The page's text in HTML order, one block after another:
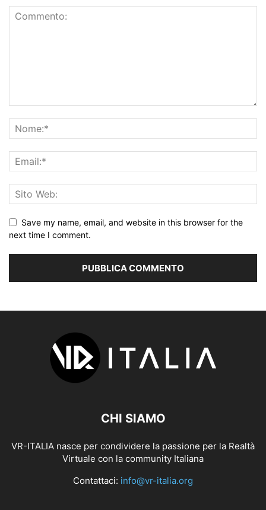
Save my name, email, and website in this browser for the
next time I comment.
CHI SIAMO
VR-ITALIA nasce per condividere la passione per la Realtà
Virtuale con la community Italiana
Contattaci: info@vr-italia.org